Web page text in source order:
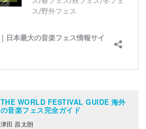
THE WORLD FESTIVAL GUIDE 海外
の音楽フェス完全ガイド
津田 昌太朗